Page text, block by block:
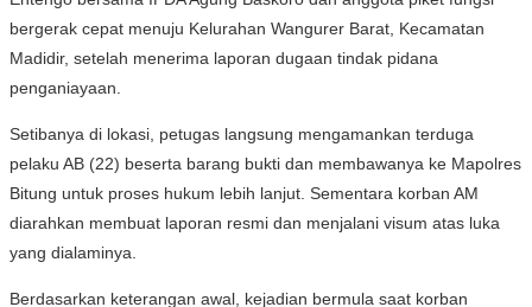
bergerak cepat menuju Kelurahan Wangurer Barat, Kecamatan
Madidir, setelah menerima laporan dugaan tindak pidana
penganiayaan.
Setibanya di lokasi, petugas langsung mengamankan terduga
pelaku AB (22) beserta barang bukti dan membawanya ke Mapolres
Bitung untuk proses hukum lebih lanjut. Sementara korban AM
diarahkan membuat laporan resmi dan menjalani visum atas luka
yang dialaminya.
Berdasarkan keterangan awal, kejadian bermula saat korban